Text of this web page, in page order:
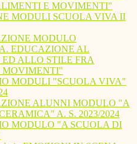
E MOVIMENTI"
MODULI SCUOLA VIVA II
MODULO
EDUCAZIONE AL
ED ALLO STILE FRA
MOVIMENTI"
MODULI "SCUOLA VIVA"
ALUNNI MODULO "A
A. S. 2023/2024
MODULO "A SCUOLA DI